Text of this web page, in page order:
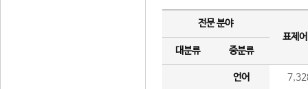
전문 분야
표제
대분류
중분류
언어